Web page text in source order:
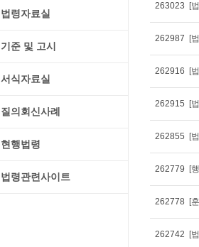
법령자료실
기준 및 고시
서식자료실
질의회신사례
현행법령
법령관련사이트
263023
262987
262916
262915 [
262855
262779
262778
262742